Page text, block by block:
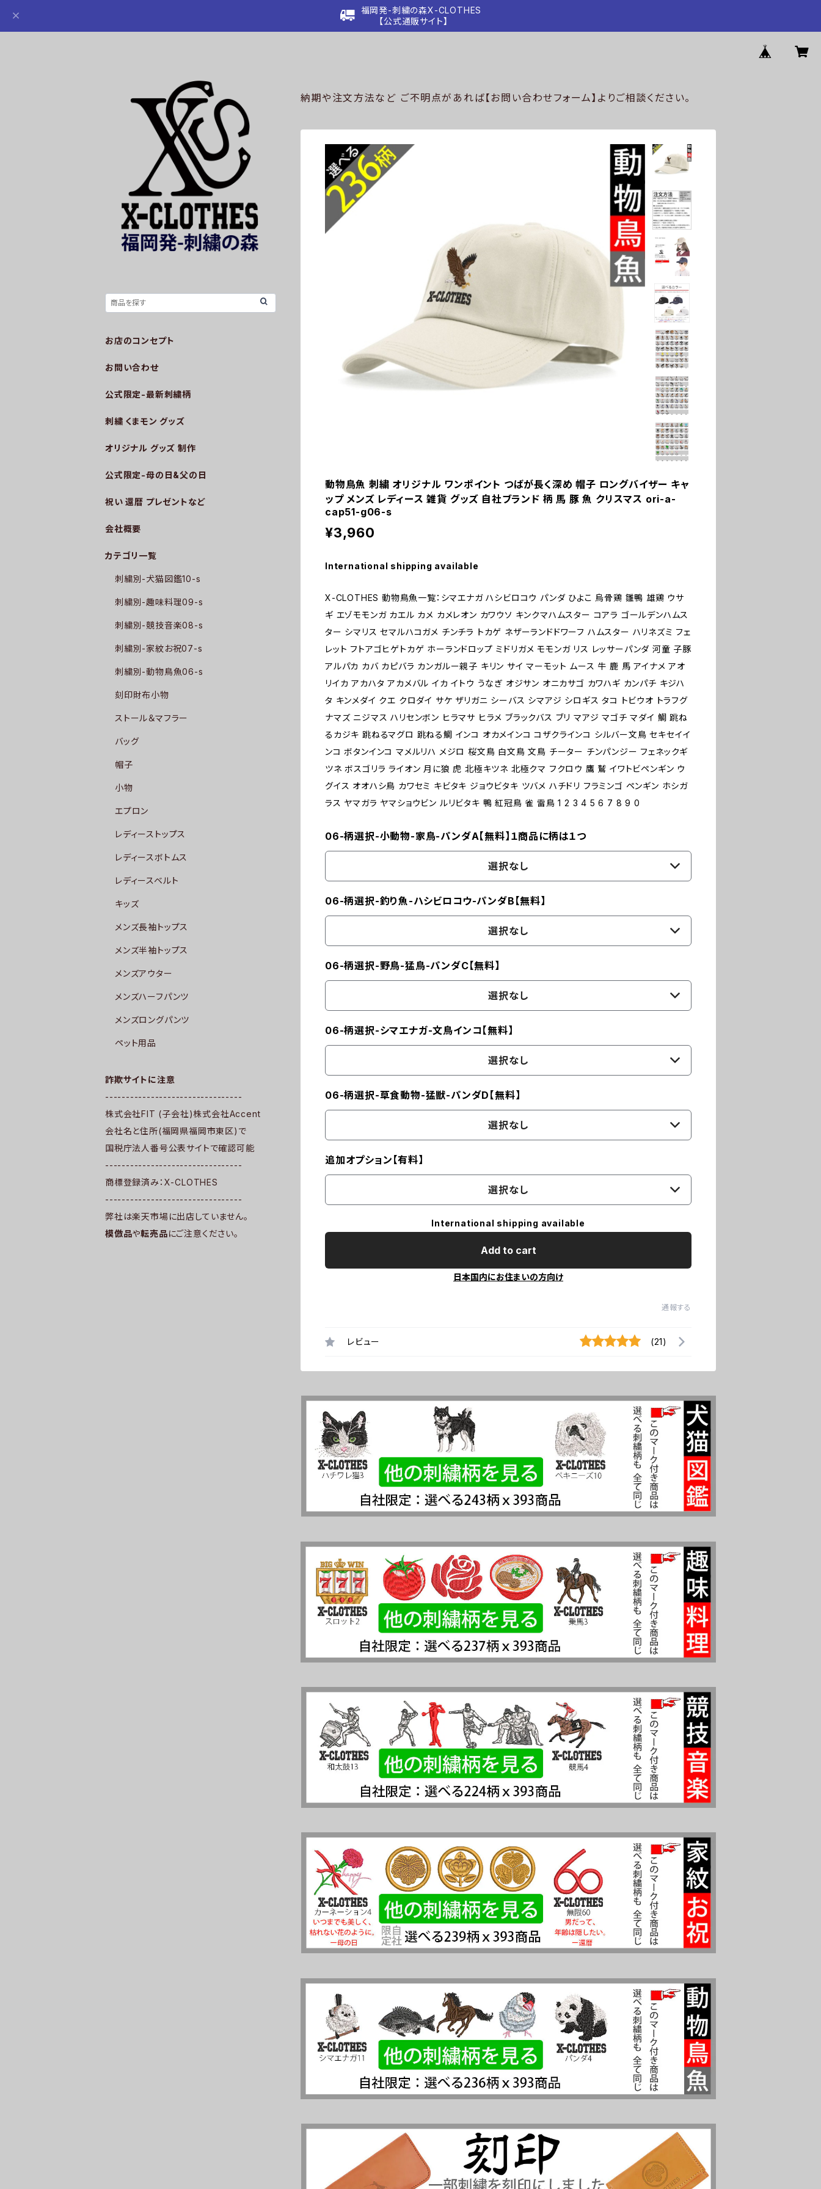
福岡発-刺繍の森X-CLOTHES
【公式通販サイト】
納期や注文方法など ご不明点があれば【お問い合わせフォーム】よりご相談ください。
動物鳥魚 刺繍 オリジナル ワンポイント つばが長く深め 帽子 ロングバイザー キャ
ップ メンズ レディース 雑貨 グッズ 自社ブランド 柄 馬 豚 魚 クリスマス ori-a-
cap51-g06-s
¥3,960
International shipping available
X-CLOTHES 動物鳥魚一覧：シマエナガ ハシビロコウ パンダ ひよこ 烏骨鶏 雛鴨 雄鶏 ウサ
ギ エゾモモンガ カエル カメ カメレオン カワウソ キンクマハムスター コアラ ゴールデンハムス
ター シマリス セマルハコガメ チンチラ トカゲ ネザーランドドワーフ ハムスター ハリネズミ フェ
レット フトアゴヒゲトカゲ ホーランドロップ ミドリガメ モモンガ リス レッサーパンダ 河童 子豚
アルパカ カバ カピバラ カンガルー親子 キリン サイ マーモット ムース 牛 鹿 馬 アイナメ アオ
リイカ アカハタ アカメバル イカ イトウ うなぎ オジサン オニカサゴ カワハギ カンパチ キジハ
タ キンメダイ クエ クロダイ サケ ザリガニ シーバス シマアジ シロギス タコ トビウオ トラフグ
ナマズ ニジマス ハリセンボン ヒラマサ ヒラメ ブラックバス ブリ マアジ マゴチ マダイ 鯛 跳ね
るカジキ 跳ねるマグロ 跳ねる鯛 インコ オカメインコ コザクラインコ シルバー文鳥 セキセイイ
ンコ ボタンインコ マメルリハ メジロ 桜文鳥 白文鳥 文鳥 チーター チンパンジー フェネックギ
ツネ ボスゴリラ ライオン 月に狼 虎 北極キツネ 北極クマ フクロウ 鷹 鷲 イワトビペンギン ウ
グイス オオハシ鳥 カワセミ キビタキ ジョウビタキ ツバメ ハチドリ フラミンゴ ペンギン ホシガ
ラス ヤマガラ ヤマショウビン ルリビタキ 鴨 紅冠鳥 雀 雷鳥 1 2 3 4 5 6 7 8 9 0
06-柄選択-小動物-家鳥-パンダA【無料】１商品に柄は１つ
選択なし
06-柄選択-釣り魚-ハシビロコウ-パンダB【無料】
選択なし
06-柄選択-野鳥-猛鳥-パンダC【無料】
選択なし
06-柄選択-シマエナガ-文鳥インコ【無料】
選択なし
06-柄選択-草食動物-猛獣-パンダD【無料】
選択なし
追加オプション【有料】
選択なし
International shipping available
Add to cart
日本国内にお住まいの方向け
通報する
レビュー (21)
お店のコンセプト
お問い合わせ
公式限定-最新刺繍柄
刺繍 くまモン グッズ
オリジナル グッズ 制作
公式限定-母の日&父の日
祝い 還暦 プレゼントなど
会社概要
カテゴリ一覧
刺繍別-犬猫図鑑10-s
刺繍別-趣味料理09-s
刺繍別-競技音楽08-s
刺繍別-家紋お祝07-s
刺繍別-動物鳥魚06-s
刻印財布小物
ストール＆マフラー
バッグ
帽子
小物
エプロン
レディーストップス
レディースボトムス
レディースベルト
キッズ
メンズ長袖トップス
メンズ半袖トップス
メンズアウター
メンズハーフパンツ
メンズロングパンツ
ペット用品
詐欺サイトに注意
---------------------------------
株式会社FIT (子会社)株式会社Accent
会社名と住所(福岡県福岡市東区)で
国税庁法人番号公表サイトで確認可能
---------------------------------
商標登録済み：X-CLOTHES
---------------------------------
弊社は楽天市場に出店していません。
模倣品や転売品にご注意ください。